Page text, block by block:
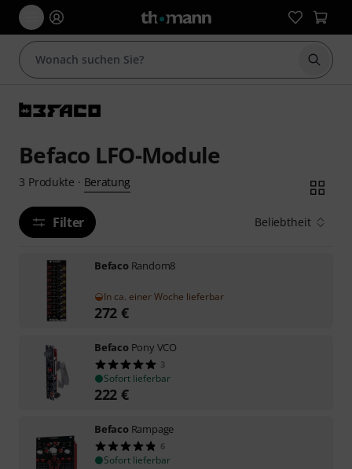
Suche
Befaco LFO-Module
3 Produkte · Beratung
Filter Beliebtheit
Befaco Random8
In ca. einer Woche lieferbar
272 €
Befaco Pony VCO
3
Sofort lieferbar
222 €
Befaco Rampage
6
Sofort lieferbar